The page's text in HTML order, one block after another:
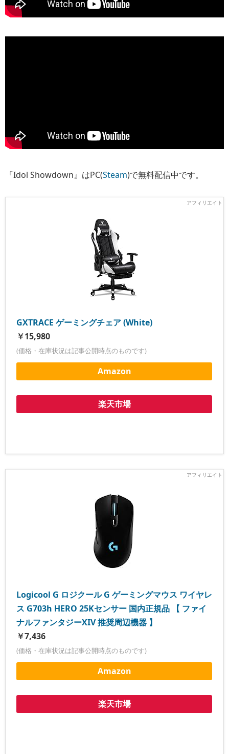
『Idol Showdown』はPC(Steam)で無料配信中です。
GXTRACE ゲーミングチェア (White)
￥15,980
(価格・在庫状況は記事公開時点のものです)
Amazon
楽天市場
Logicool G ロジクール G ゲーミングマウス ワイヤレ
ス G703h HERO 25Kセンサー 国内正規品 【 ファイ
ナルファンタジーXIV 推奨周辺機器 】
￥7,436
(価格・在庫状況は記事公開時点のものです)
Amazon
楽天市場